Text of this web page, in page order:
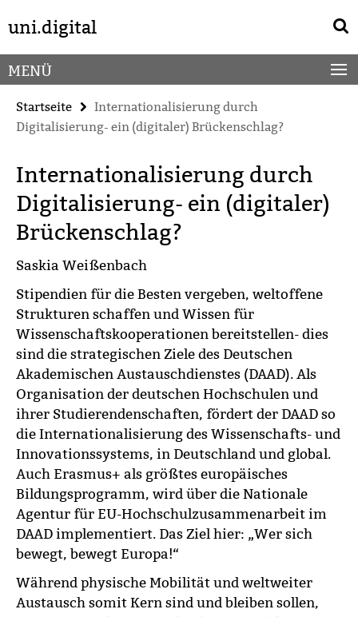
direkt
Inhalt
uni.digital
Service-
Navigation
MENÜ
Startseite
Internationalisierung durch
Digitalisierung- ein (digitaler) Brückenschlag?
Internationalisierung durch
Digitalisierung- ein (digitaler)
Brückenschlag?
Saskia Weißenbach
Stipendien für die Besten vergeben, weltoffene
Strukturen schaffen und Wissen für
Wissenschaftskooperationen bereitstellen- dies
sind die strategischen Ziele des Deutschen
Akademischen Austauschdienstes (DAAD). Als
Organisation der deutschen Hochschulen und
ihrer Studierendenschaften, fördert der DAAD so
die Internationalisierung des Wissenschafts- und
Innovationssystems, in Deutschland und global.
Auch Erasmus+ als größtes europäisches
Bildungsprogramm, wird über die Nationale
Agentur für EU-Hochschulzusammenarbeit im
DAAD implementiert. Das Ziel hier: „Wer sich
bewegt, bewegt Europa!“
Während physische Mobilität und weltweiter
Austausch somit Kern sind und bleiben sollen,